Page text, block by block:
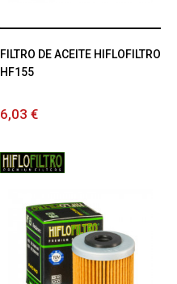
FILTRO DE ACEITE HIFLOFILTRO
HF155
6,03 €